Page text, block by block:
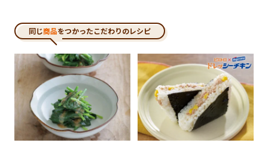
同じ商品をつかったこだわりのレシピ